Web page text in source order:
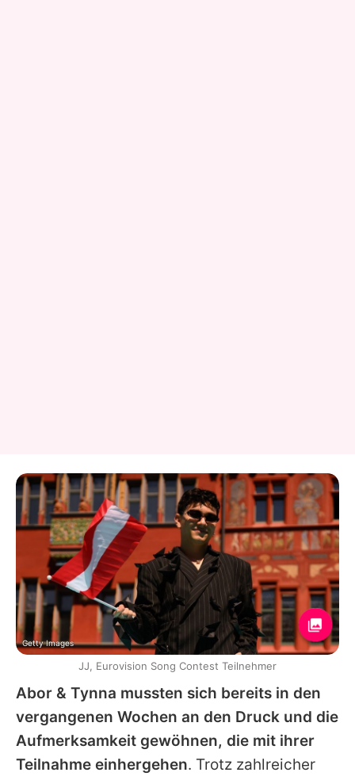
Abor & Tynna mussten sich bereits in den
vergangenen Wochen an den Druck und die
Aufmerksamkeit gewöhnen, die mit ihrer
Teilnahme einhergehen. Trotz zahlreicher
Getty Images
JJ, Eurovision Song Contest Teilnehmer